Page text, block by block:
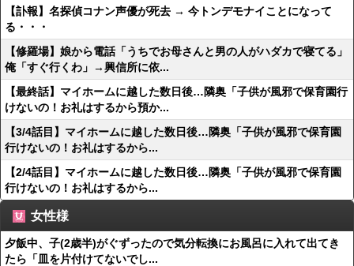
【訃報】名探偵コナン声優が死去 → 今トンデモナイことになって
る・・・
【修羅場】娘から電話「うちでお母さんと男の人がハダカで寝てる」
俺「すぐ行くわ」→興信所に依...
【最終話】マイホームに越した数日後…隣奥「子供が風邪で保育園行
けないの！お礼はするから預か...
【3/4話目】マイホームに越した数日後…隣奥「子供が風邪で保育園
行けないの！お礼はするから...
【2/4話目】マイホームに越した数日後…隣奥「子供が風邪で保育園
行けないの！お礼はするから...
女性様
夕飯中、子(2歳半)がぐずったので気分転換にお風呂に入れて出てき
たら「皿を片付けてないでし...